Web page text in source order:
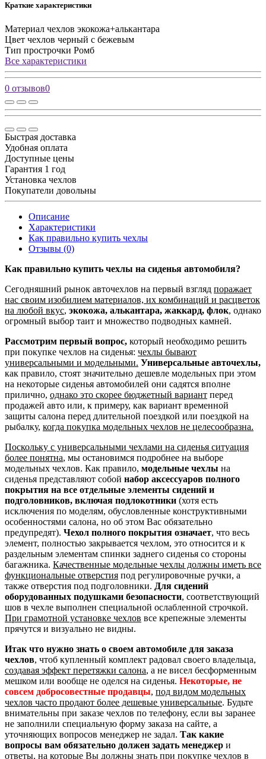
Краткие характеристики
Материал чехлов экокожа+алькантара
Цвет чехлов черный с бежевым
Тип прострочки Ромб
Все характеристики
0 отзывов0
Быстрая доставка
Удобная оплата
Доступные цены
Гарантия 1 год
Установка чехлов
Покупатели довольны
Описание
Характеристики
Как правильно купить чехлы
Отзывы (0)
Как правильно купить чехлы на сиденья автомобиля?
Сегодняшний рынок авточехлов на первый взгляд поражает
нас своим изобилием материалов, их комбинаций и расцветок
на любой вкус, экокожа, алькантара, жаккард, флок, однако
огромный выбор таит и множество подводных камней.
Рассмотрим первый вопрос, который необходимо решить
при покупке чехлов на сиденья: чехлы бывают
универсальными и модельными. Универсальные авточехлы,
как правило, стоят значительно дешевле модельных при этом
на некоторые сиденья автомобилей они садятся вполне
прилично, однако это скорее бюджетный вариант перед
продажей авто или, к примеру, как вариант временной
защиты салона перед длительной поездкой или поездкой на
рыбалку, когда покупка модельных чехлов не целесообразна.
Поскольку с универсальными чехлами на сиденья ситуация
более понятна, мы остановимся подробнее на выборе
модельных чехлов. Как правило, модельные чехлы на
сиденья представляют собой набор аксессуаров полного
покрытия на все отдельные элементы сидений и
подголовников, включая подлокотники (хотя есть
исключения по моделям, обусловленные конструктивными
особенностями салона, но об этом Вас обязательно
предупредят). Чехол полного покрытия означает, что весь
элемент, полностью закрывается чехлом, это относится и к
раздельным элементам спинки заднего сиденья со стороны
багажника. Качественные модельные чехлы должны иметь все
функциональные отверстия под регулировочные ручки, а
также отверстия под подголовники. Для сидений
оборудованных подушками безопасности, соответствующий
шов в чехле выполнен специальной ослабленной строчкой.
При грамотной установке чехлов все крепежные элементы
прячутся и визуально не видны.
Итак что нужно знать о своем автомобиле для заказа
чехлов, чтоб купленный комплект радовал своего владельца,
создавая эффект перетяжки салона, а не висел бесформенным
мешком или вообще не оделся на сиденья. Некоторые, не
совсем добросовестные продавцы, под видом модельных
чехлов часто продают более дешевые универсальные. Будьте
внимательны при заказе чехлов по телефону, если вы заранее
не заполнили специальную форму заказа на сайте, а
уточняющих вопросов менеджер не задал. Так какие
вопросы вам обязательно должен задать менеджер и
ответы, на которые Вы должны знать при покупке чехлов в